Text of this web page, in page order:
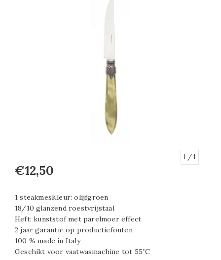
1 / 1
€12,50
1 steakmesKleur: olijfgroen
18/10 glanzend roestvrijstaal
Heft: kunststof met parelmoer effect
2 jaar garantie op productiefouten
100 % made in Italy
Geschikt voor vaatwasmachine tot 55˚C